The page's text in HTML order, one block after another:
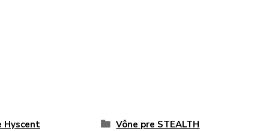
Hyscent Vône pre STEALTH